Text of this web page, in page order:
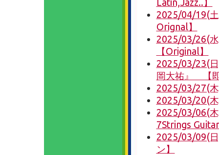
Latin,Jazz..】
2025/04/19(
Orignal】
2025/03/26(
【Original】
2025/03/23(
岡大祐』 【
2025/03/27(
2025/03/20(
2025/03/06(
7Strings
2025/03/09(
ン】